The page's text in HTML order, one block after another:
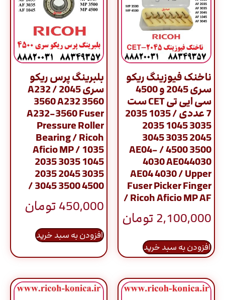
ناخنک فیوزینگ ریکو
سری 2045 و 4500
سی ایی تی CET ست
7 عددی / 1035 2035
3035 1045 2035
2045 3035 3045
3500 4500 / AE04-
4030 AE044030
AE04 4030 / Upper
Fuser Picker Finger
/ Ricoh Aficio MP AF
2,100,000تومان
افزودن به سبد خرید
بلبرینگ پرس ریکو
سری 2045 / A232
3560 A232 3560
A232-3560 Fuser
Pressure Roller
Bearing / Ricoh
Aficio MP / 1035
2035 3035 1045
2035 2045 3035
3045 3500 4500 /
450,000تومان
افزودن به سبد خرید